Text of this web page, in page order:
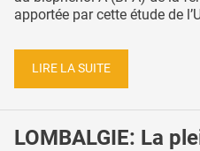
apportée par cette étude de
LIRE LA SUITE
LOMBALGIE: La